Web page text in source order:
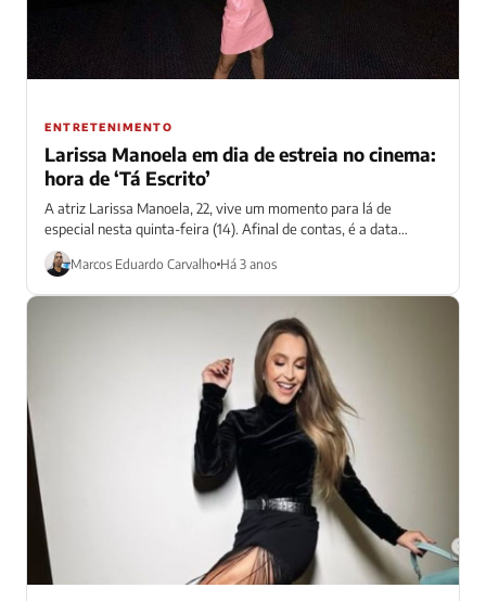
ENTRETENIMENTO
Larissa Manoela em dia de estreia no cinema:
hora de ‘Tá Escrito’
A atriz Larissa Manoela, 22, vive um momento para lá de
especial nesta quinta-feira (14). Afinal de contas, é a data
oficial...
Marcos Eduardo Carvalho Há 3 anos